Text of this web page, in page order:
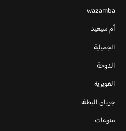
wazamba
أم سيعيد
الجميلية
الدوحة
الغويرية
جريان البطنة
منوعات